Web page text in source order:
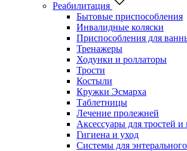
Реабилитация
Бытовые приспособления
Инвалидные коляски
Приспособления для
Тренажеры
Ходунки и роллаторы
Трости
Костыли
Кружки Эсмарха
Таблетницы
Лечение пролежней
Аксессуары для тростей и
Гигиена и уход
Системы для